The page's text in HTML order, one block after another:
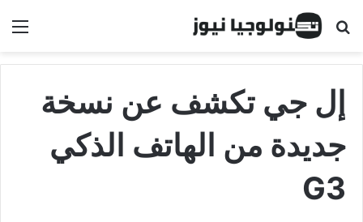
البحث عن
إل جي تكشف عن نسخة
جديدة من الهاتف الذكي
G3